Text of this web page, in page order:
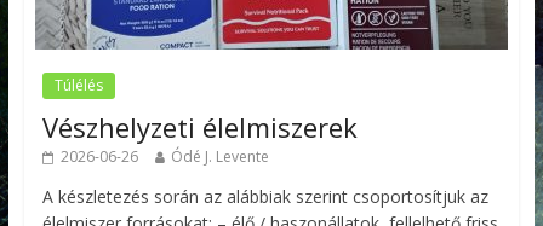
Túlélés
Vészhelyzeti élelmiszerek
2026-06-26 Ódé J. Levente
A készletezés során az alábbiak szerint csoportosítjuk az